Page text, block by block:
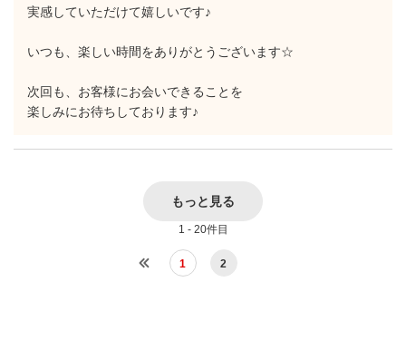
実感していただけて嬉しいです♪
いつも、楽しい時間をありがとうございます☆
次回も、お客様にお会いできることを
楽しみにお待ちしております♪
もっと見る
1 - 20件目
1 2